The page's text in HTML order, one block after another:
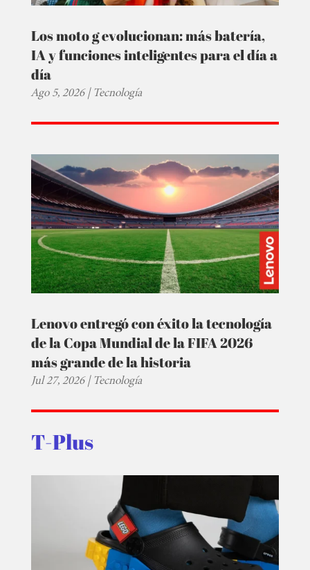
Los moto g evolucionan: más batería,
IA y funciones inteligentes para el día a
día
Ago 5, 2026|Tecnología
Lenovo entregó con éxito la tecnología
de la Copa Mundial de la FIFA 2026
más grande de la historia
Jul 27, 2026|Tecnología
T-Plus